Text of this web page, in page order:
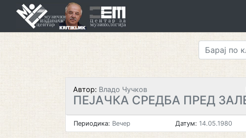
Автор: Владо Чучков
ПЕЈАЧКА СРЕДБА ПРЕД
Периодика: Вечер Датум: 14.05.1980